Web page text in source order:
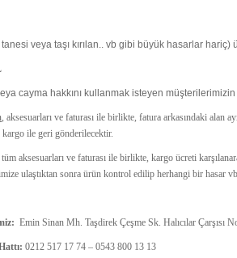
veya taşı kırılan.. vb gibi büyük hasarlar
cayma hakkını kullanmak isteyen
, aksesuarları ve faturası ile birlikte, fatura arkasındaki alan
kargo ile geri gönderilecektir.
aksesuarları ve faturası ile birlikte, kargo ücreti
ulaştıktan sonra ürün kontrol edilip herhangi bir hasar
Emin Sinan Mh. Taşdirek Çeşme Sk. Halıcılar Çarşısı
0212 517 17 74 – 0543 800 13 13